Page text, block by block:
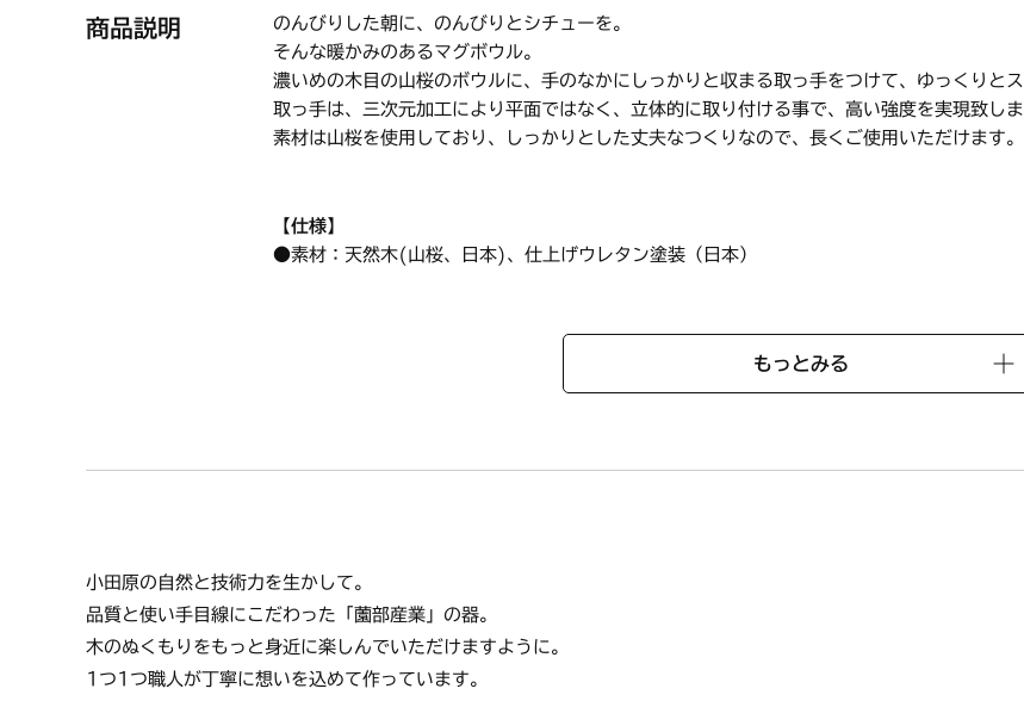
商品説明
のんびりした朝に、のんびりとシチューを。
そんな暖かみのあるマグボウル。
濃いめの木目の山桜のボウルに、手のなかにしっかりと収まる取っ手をつけて、ゆっくりと
取っ手は、三次元加工により平面ではなく、立体的に取り付ける事で、高い強度を実現致しま
素材は山桜を使用しており、しっかりとした丈夫なつくりなので、長くご使用いただけます。
【仕様】
●素材：天然木(山桜、日本)、仕上げウレタン塗装（日本）
木肌が理由での交換・返品はお受け致しかねますので、予めご了承の上お買い求め願います。
直射日光・空調の側、熱いレンジの側などに長時間置かないでください。
木の器は生きているので、塗りの退色、歪み、ひびなどの原因になってしまいます。
ご使用後、熱湯や水などへの漬け置きはさけてください。
もっとみる
小田原の自然と技術力を生かして。
品質と使い手目線にこだわった「薗部産業」の器。
木のぬくもりをもっと身近に楽しんでいただけますように。
1つ1つ職人が丁寧に想いを込めて作っています。